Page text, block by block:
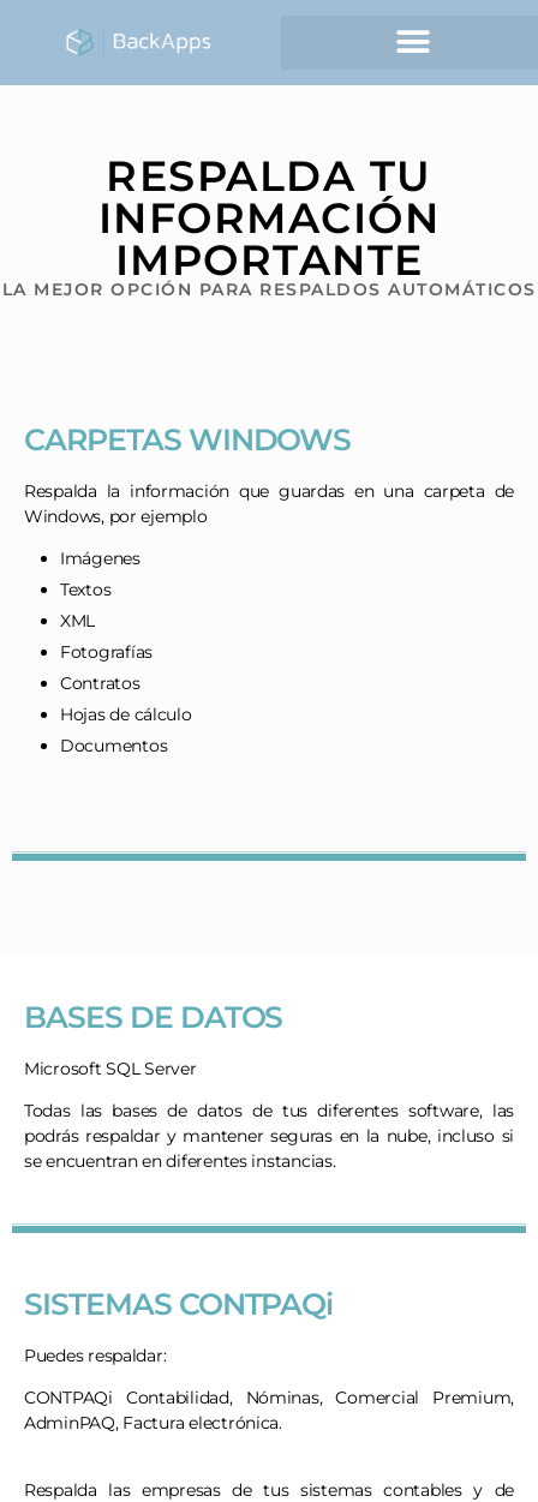
RESPALDA TU
INFORMACIÓN
IMPORTANTE
LA MEJOR OPCIÓN PARA RESPALDOS AUTOMÁTICOS
CARPETAS WINDOWS
Respalda la información que guardas en una carpeta de
Windows, por ejemplo
Imágenes
Textos
XML
Fotografías
Contratos
Hojas de cálculo
Documentos
BASES DE DATOS
Microsoft SQL Server
Todas las bases de datos de tus diferentes software, las
podrás respaldar y mantener seguras en la nube, incluso si
se encuentran en diferentes instancias.
SISTEMAS CONTPAQi
Puedes respaldar:
CONTPAQi Contabilidad, Nóminas, Comercial Premium,
AdminPAQ, Factura electrónica.
Respalda las empresas de tus sistemas contables y de